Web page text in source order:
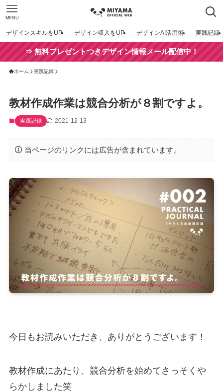
MENU
デザインスキルをUP デザイン収入をUP デザインAI活用術 実践記録
⇒ 無料プレゼントつきデザイン情報メール配信中！
ホーム 実践記録
教材作成作業は競合分析が８割ですよ。
実践記録 2021-12-13
当ページのリンクには広告が含まれています。
今日もお読みいただき、ありがとうございます！
教材作成にあたり、競合分析を始めてさっそくや
らかしました笑